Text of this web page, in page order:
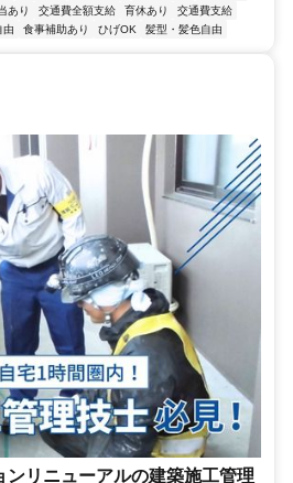
あり 交通費全額支給 育休あり
交通費支給
由 食事補助あり ひげOK 髪型・髪色自由
ンリニューアルの建築施工管理